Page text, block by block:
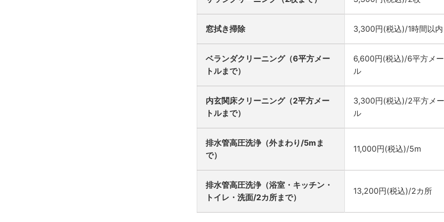
窓拭き掃除 3,300円(税込)/1時間以内
ベランダクリーニング（6平方メー
トルまで）
6,600円(税込)/6平方メー
ル
内玄関床クリーニング（2平方メー
トルまで）
3,300円(税込)/2平方メ
ル
排水管高圧洗浄（外まわり/5mま
で）
11,000円(税込)/5m
排水管高圧洗浄（浴室・キッチン・
トイレ・洗面/2カ所まで）
13,200円(税込)/2カ所